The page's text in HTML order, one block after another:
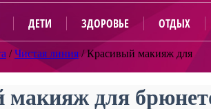
ДЕТИ ЗДОРОВЬЕ ОТДЫХ
/Чистая линия /Красивый макияж для
макияж для